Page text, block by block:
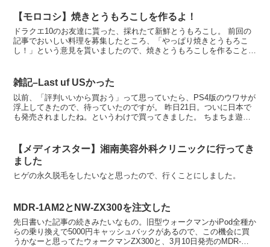
【モロコシ】焼きとうもろこしを作るよ！
ドラクエ10のお友達に貰った、採れたて新鮮とうもろこし。 前回の
記事でおいしい料理を募集したところ、「やっぱり焼きとうもろこ
し！」という意見を貰いましたので、焼きとうもろこしを作ることに
雑記–Last uf USかった
以前、「評判いいから買おう」って思っていたら、PS4版のウワサが
浮上してきたので、待っていたのですが。 昨日21日。ついに日本で
も発売されましたね。というわけで買ってきました。 ちまちま遊ん
【メディオスター】湘南美容外科クリニックに行ってき
ました
ヒゲの永久脱毛をしたいなと思ったので、行くことにしました。
MDR-1AM2とNW-ZX300を注文した
先日書いた記事の続きみたいなもの。旧型ウォークマンかiPod全種か
らの乗り換えで5000円キャッシュバックがあるので、この機会に買
うかなーと思ってたウォークマンZX300と、3月10日発売のMDR-